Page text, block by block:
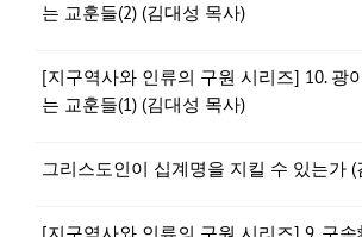
는 교훈들(2) (김대성 목사)
[지구역사와 인류의 구원 시리즈] 10. 광
는 교훈들(1) (김대성 목사)
그리스도인이 십계명을 지킬 수 있는가 (